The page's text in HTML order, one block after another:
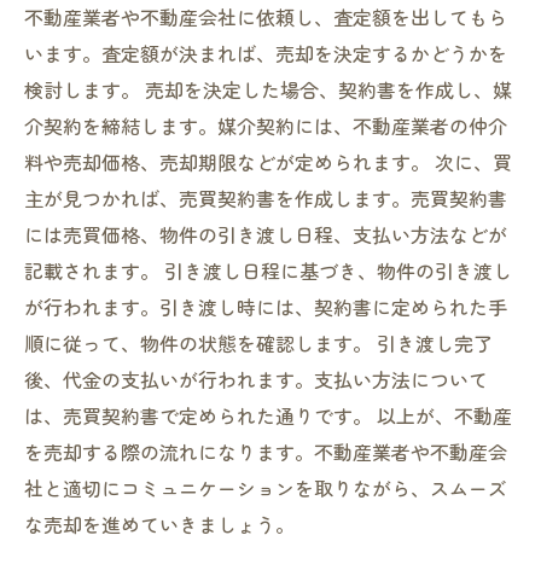
不動産業者や不動産会社に依頼し、査定額を出してもら
います。査定額が決まれば、売却を決定するかどうかを
検討します。 売却を決定した場合、契約書を作成し、媒
介契約を締結します。媒介契約には、不動産業者の仲介
料や売却価格、売却期限などが定められます。 次に、買
主が見つかれば、売買契約書を作成します。売買契約書
には売買価格、物件の引き渡し日程、支払い方法などが
記載されます。 引き渡し日程に基づき、物件の引き渡し
が行われます。引き渡し時には、契約書に定められた手
順に従って、物件の状態を確認します。 引き渡し完了
後、代金の支払いが行われます。支払い方法について
は、売買契約書で定められた通りです。 以上が、不動産
を売却する際の流れになります。不動産業者や不動産会
社と適切にコミュニケーションを取りながら、スムーズ
な売却を進めていきましょう。